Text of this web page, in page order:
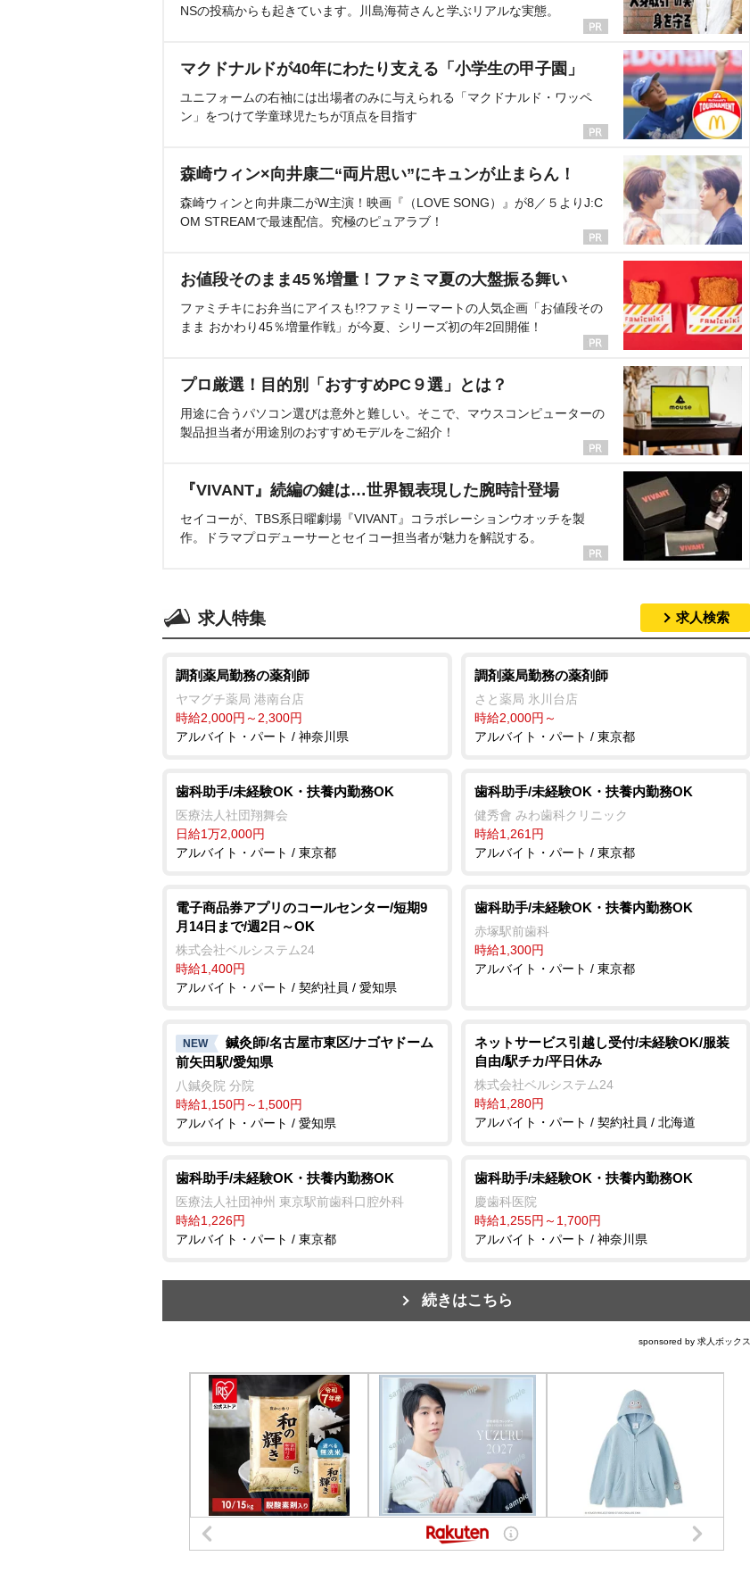
NSの投稿からも起きています。川島海荷さんと学ぶリアルな実態。
マクドナルドが40年にわたり支える「小学生の甲子園」
ユニフォームの右袖には出場者のみに与えられる「マクドナルド・ワッペ
ン」をつけて学童球児たちが頂点を目指す
森崎ウィン×向井康二“両片思い”にキュンが止まらん！
森崎ウィンと向井康二がW主演！映画『（LOVE SONG）』が8／５よりJ:C
OM STREAMで最速配信。究極のピュアラブ！
お値段そのまま45％増量！ファミマ夏の大盤振る舞い
ファミチキにお弁当にアイスも!?ファミリーマートの人気企画「お値段その
まま おかわり45％増量作戦」が今夏、シリーズ初の年2回開催！
プロ厳選！目的別「おすすめPC９選」とは？
用途に合うパソコン選びは意外と難しい。そこで、マウスコンピューターの
製品担当者が用途別のおすすめモデルをご紹介！
『VIVANT』続編の鍵は…世界観表現した腕時計登場
セイコーが、TBS系日曜劇場『VIVANT』コラボレーションウオッチを製
作。ドラマプロデューサーとセイコー担当者が魅力を解説する。
求人特集 求人検索
調剤薬局勤務の薬剤師
ヤマグチ薬局 港南台店
時給2,000円～2,300円
アルバイト・パート / 神奈川県
調剤薬局勤務の薬剤師
さと薬局 氷川台店
時給2,000円～
アルバイト・パート / 東京都
歯科助手/未経験OK・扶養内勤務OK
医療法人社団翔舞会
日給1万2,000円
アルバイト・パート / 東京都
歯科助手/未経験OK・扶養内勤務OK
健秀會 みわ歯科クリニック
時給1,261円
アルバイト・パート / 東京都
電子商品券アプリのコールセンター/短期9
月14日まで/週2日～OK
株式会社ベルシステム24
時給1,400円
アルバイト・パート / 契約社員 / 愛知県
歯科助手/未経験OK・扶養内勤務OK
赤塚駅前歯科
時給1,300円
アルバイト・パート / 東京都
NEW
鍼灸師/名古屋市東区/ナゴヤドーム
前矢田駅/愛知県
八鍼灸院 分院
時給1,150円～1,500円
アルバイト・パート / 愛知県
ネットサービス引越し受付/未経験OK/服装
自由/駅チカ/平日休み
株式会社ベルシステム24
時給1,280円
アルバイト・パート / 契約社員 / 北海道
歯科助手/未経験OK・扶養内勤務OK
医療法人社団神州 東京駅前歯科口腔外科
時給1,226円
アルバイト・パート / 東京都
歯科助手/未経験OK・扶養内勤務OK
慶歯科医院
時給1,255円～1,700円
アルバイト・パート / 神奈川県
続きはこちら
sponsored by 求人ボックス